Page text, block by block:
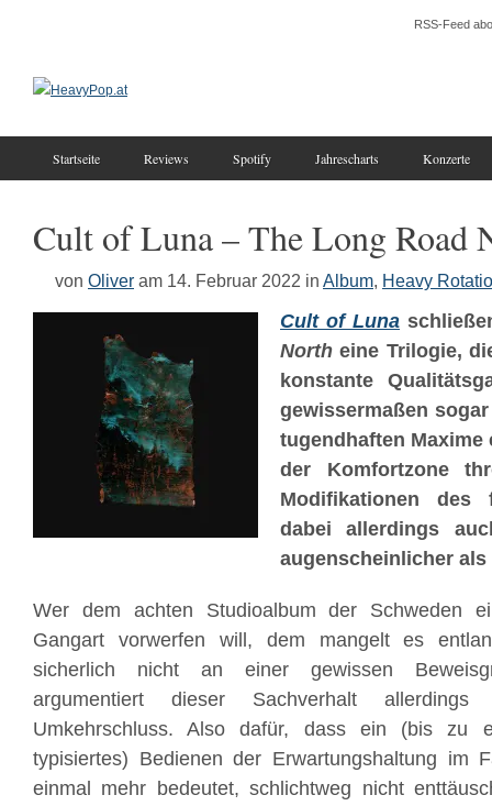
RSS-Feed
Startseite Reviews Spotify Jahrescharts Konzerte
Cult of Luna – The Long Road
von Oliver am 14. Februar 2022 in Album, Heavy
Cult of Luna
North eine Trilogie,
konstante
gewissermaßen
tugendhaften Maxime
der Komfortzone
Modifikationen des
dabei allerdings
augenscheinlicher als
Wer dem achten Studioalbum der Schweden
Gangart vorwerfen will, dem mangelt es
sicherlich nicht an einer gewissen
argumentiert dieser Sachverhalt
Umkehrschluss. Also dafür, dass ein (bis zu
typisiertes) Bedienen der Erwartungshaltung im
einmal mehr bedeutet, schlichtweg nicht